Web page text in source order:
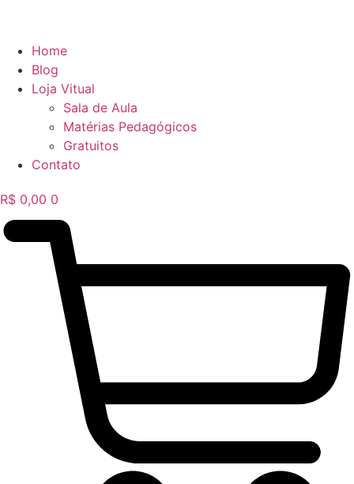
Home
Blog
Loja Vitual
Sala de Aula
Matérias Pedagógicos
Gratuitos
Contato
R$ 0,00 0